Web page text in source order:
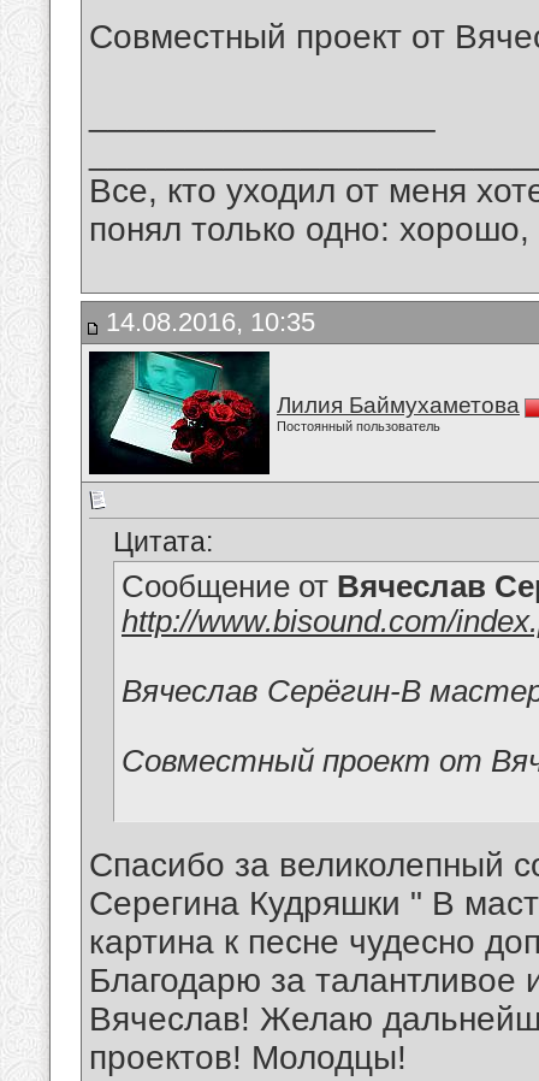
Совместный проект от
Все, кто уходил от меня
понял только одно:
14.08.2016, 10:35
Лилия Баймухаметова
Постоянный пользователь
Цитата:
Сообщение от Вячеслав
http://www.bisound.com/
Вячеслав Серёгин-В
Совместный проект от
Спасибо за великолепный
Серегина Кудряшки " В
картина к песне чудесно
Благодарю за талантливое
Вячеслав! Желаю
проектов! Молодцы!